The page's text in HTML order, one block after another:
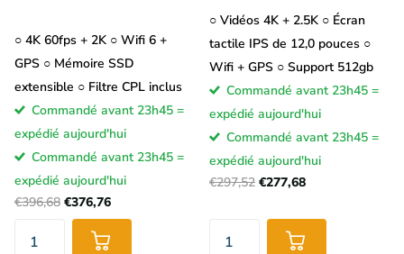
○ 4K 60fps + 2K ○ Wifi 6 +
GPS ○ Mémoire SSD
extensible ○ Filtre CPL inclus
Commandé avant 23h45 =
expédié aujourd'hui
Commandé avant 23h45 =
expédié aujourd'hui
€396,68 €376,76
○ Vidéos 4K + 2.5K ○ Écran
tactile IPS de 12,0 pouces ○
Wifi + GPS ○ Support 512gb
Commandé avant 23h45 =
expédié aujourd'hui
Commandé avant 23h45 =
expédié aujourd'hui
€297,52 €277,68